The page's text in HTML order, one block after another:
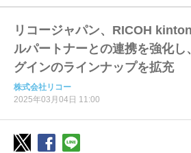
リコージャパン、RICOH
ルパートナーとの連携を強化し
グインのラインナップを拡充
株式会社リコー
2025年03月04日 11:00